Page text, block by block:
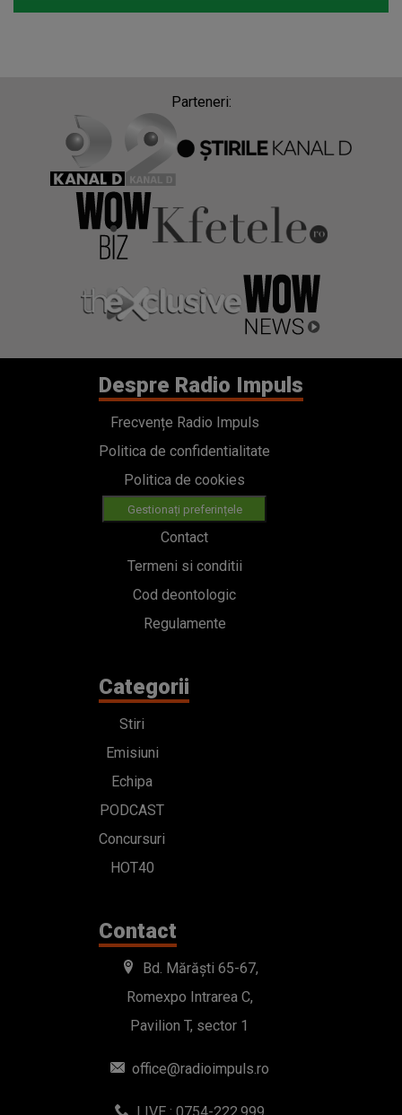
Parteneri:
Despre Radio Impuls
Frecvențe Radio Impuls
Politica de confidentialitate
Politica de cookies
Gestionați preferințele
Contact
Termeni si conditii
Cod deontologic
Regulamente
Categorii
Stiri
Emisiuni
Echipa
PODCAST
Concursuri
HOT40
Contact
Bd. Mărăști 65-67,
Romexpo Intrarea C,
Pavilion T, sector 1
office@radioimpuls.ro
LIVE : 0754-222.999